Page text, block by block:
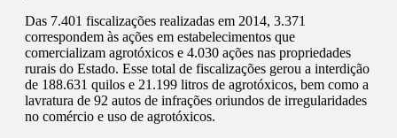
Das 7.401 fiscalizações realizadas em 2014, 3.371
correspondem às ações em estabelecimentos que
comercializam agrotóxicos e 4.030 ações nas propriedades
rurais do Estado. Esse total de fiscalizações gerou a interdição
de 188.631 quilos e 21.199 litros de agrotóxicos, bem como a
lavratura de 92 autos de infrações oriundos de irregularidades
no comércio e uso de agrotóxicos.